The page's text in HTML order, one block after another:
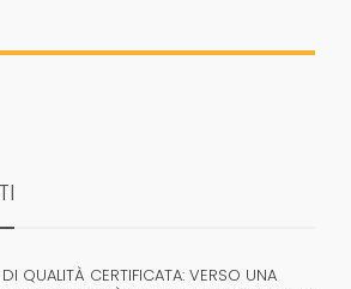
DI QUALITÀ CERTIFICATA: VERSO UNA